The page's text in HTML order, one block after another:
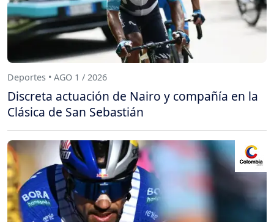
Deportes • AGO 1 / 2026
Discreta actuación de Nairo y compañía en la
Clásica de San Sebastián